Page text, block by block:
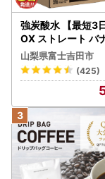
強炭酸水 【最短3
OX ストレート バ
強炭酸水 35本
ルレス【富士吉田
ートン】 炭酸
山梨県富士吉田市
(425)